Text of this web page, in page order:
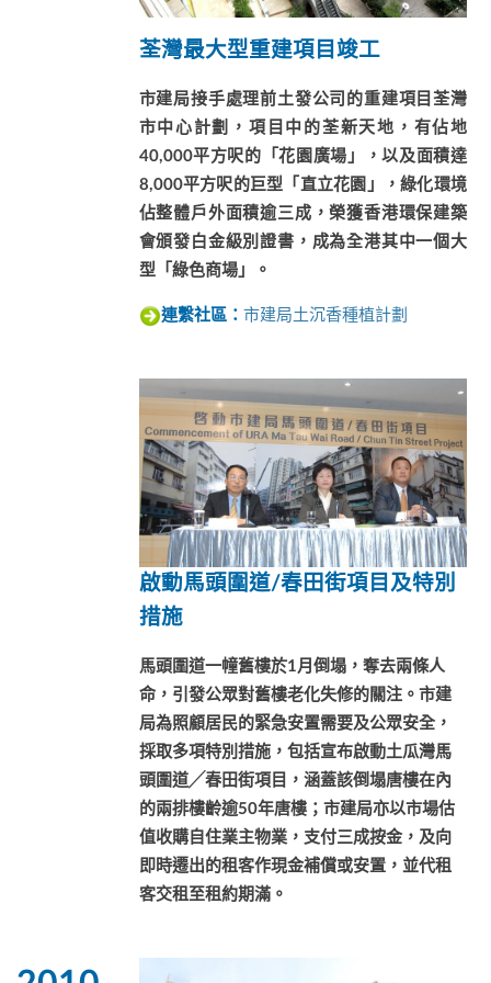
荃灣最大型重建項目竣工
市建局接手處理前土發公司的重建項目荃灣
市中心計劃，項目中的荃新天地，有佔地
40,000平方呎的「花園廣場」，以及面積達
8,000平方呎的巨型「直立花園」，綠化環境
佔整體戶外面積逾三成，榮獲香港環保建築
會頒發白金級別證書，成為全港其中一個大
型「綠色商場」。
連繫社區： 市建局土沉香種植計劃
啟動馬頭圍道/春田街項目及特別
措施
馬頭圍道一幢舊樓於1月倒塌，奪去兩條人
命，引發公眾對舊樓老化失修的關注。市建
局為照顧居民的緊急安置需要及公眾安全，
採取多項特別措施，包括宣布啟動土瓜灣馬
頭圍道╱春田街項目，涵蓋該倒塌唐樓在內
的兩排樓齡逾50年唐樓；市建局亦以市場估
值收購自住業主物業，支付三成按金，及向
即時遷出的租客作現金補償或安置，並代租
客交租至租約期滿。